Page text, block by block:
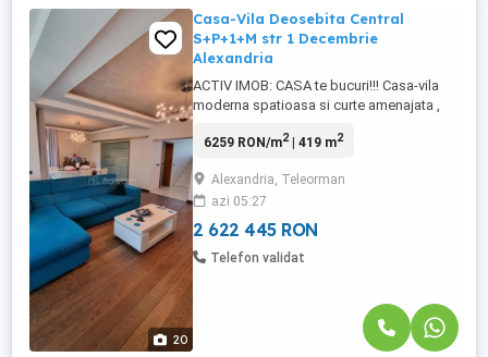
20
Casa-Vila Deosebita Central
S+P+1+M str 1 Decembrie
Alexandria
ACTIV IMOB: CASA te bucuri!!! Casa-vila
moderna spatioasa si curte amenajata ,
- clinica -birouri -sediu firma ndash; zona
vanzare o casa generoasa, situata intr-o
zona rezidentiala linistita, ideala pentru ...
6259 RON/m2| 419 m2
Alexandria, Teleorman
azi 05:27
2 622 445 RON
Telefon validat